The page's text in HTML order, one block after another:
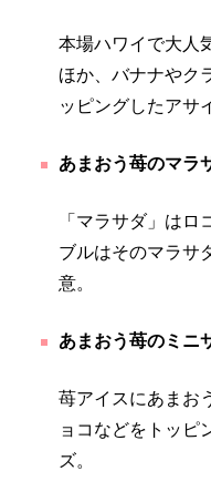
本場ハワイで大人
ほか、バナナやク
ッピングしたアサ
あまおう苺のマラ
「マラサダ」は
ブルはそのマラサ
意。
あまおう苺のミニ
苺アイスにあまお
ョコなどをトッピ
ズ。